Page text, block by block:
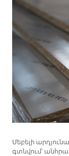
Մեբելի
գտնվում՝